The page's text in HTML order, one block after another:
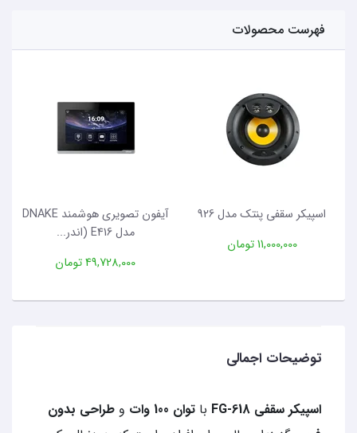
فهرست محصولات
مدل 926
آیفون تصویری هوشمند DNAKE
مدل S213M-5 (ل...
توضیحات اجمالی
اسپیکر سقفی FG-618 با توان 100 وات و طراحی بدون